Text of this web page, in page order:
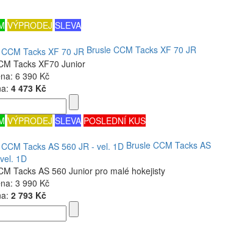
VÝPRODEJ SLEVA
Brusle CCM Tacks XF 70 JR
Tacks XF70 Junior
6 390 Kč
4 473 Kč
VÝPRODEJ SLEVA POSLEDNÍ KUS
Brusle CCM Tacks AS
1D
Tacks AS 560 Junior pro malé hokejisty
3 990 Kč
2 793 Kč